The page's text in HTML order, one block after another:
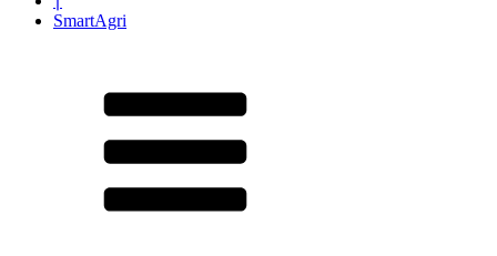
SmartAgri